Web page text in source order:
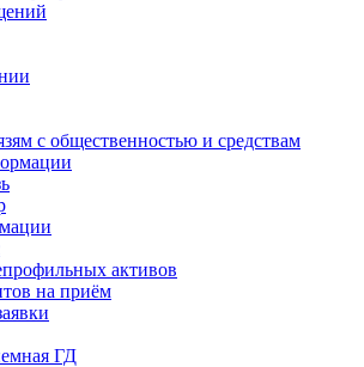
с общественностью и средствам
активов
на приём
ГД